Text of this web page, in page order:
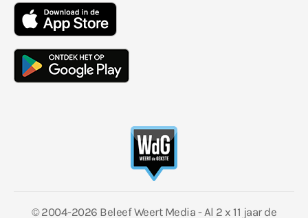
© 2004-2026 Beleef Weert Media - Al 2 x 11 jaar de